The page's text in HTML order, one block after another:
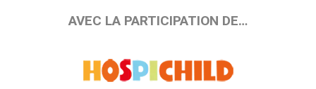
AVEC LA PARTICIPATION DE…